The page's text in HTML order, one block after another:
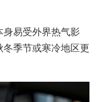
身易受外界热气影
季节或寒冷地区更